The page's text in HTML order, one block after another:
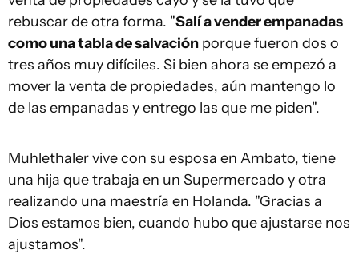
rebuscar de otra forma. "Salí a vender empanadas
como una tabla de salvación porque fueron dos o
tres años muy difíciles. Si bien ahora se empezó a
mover la venta de propiedades, aún mantengo lo
de las empanadas y entrego las que me piden".
Muhlethaler vive con su esposa en Ambato, tiene
una hija que trabaja en un Supermercado y otra
realizando una maestría en Holanda. "Gracias a
Dios estamos bien, cuando hubo que ajustarse nos
ajustamos".